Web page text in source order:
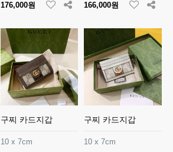
176,000원
166,000원
구찌 카드지갑
10 x 7cm
구찌 카드지갑
10 x 7cm